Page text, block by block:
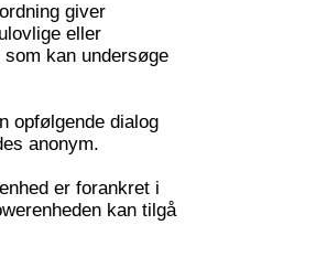
giver
eller
kan undersøge
opfølgende dialog
anonym.
er forankret i
kan tilgå